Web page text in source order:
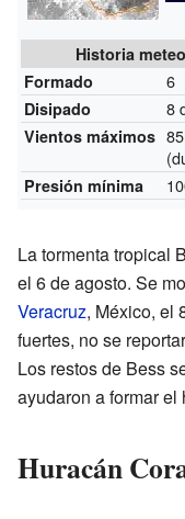
Historia
Formado
6
Disipado 8
Vientos máximos
Presión mínima
La tormenta tropical
el 6 de agosto. Se
Veracruz, México, el
fuertes, no se
Los restos de Bess
ayudaron a formar el
Huracán